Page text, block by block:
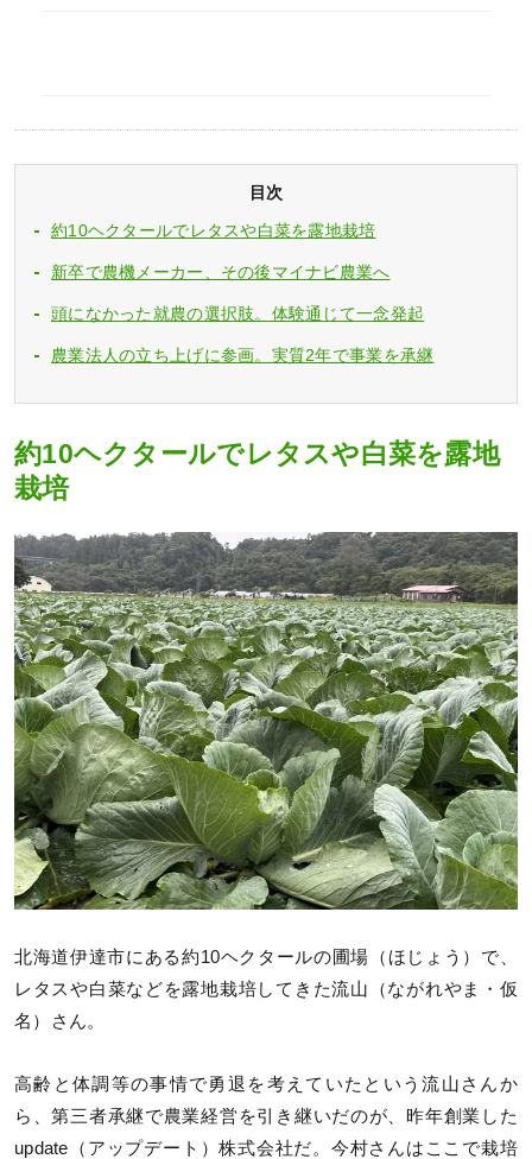
目次
約10ヘクタールでレタスや白菜を露地栽培
新卒で農機メーカー、その後マイナビ農業へ
頭になかった就農の選択肢。体験通じて一念発起
農業法人の立ち上げに参画。実質2年で事業を承継
約10ヘクタールでレタスや白菜を露地
栽培
北海道伊達市にある約10ヘクタールの圃場（ほじょう）で、
レタスや白菜などを露地栽培してきた流山（ながれやま・仮
名）さん。
高齢と体調等の事情で勇退を考えていたという流山さんか
ら、第三者承継で農業経営を引き継いだのが、昨年創業した
update（アップデート）株式会社だ。今村さんはここで栽培